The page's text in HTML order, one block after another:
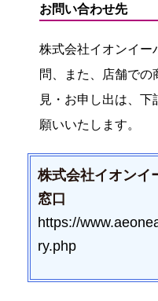
お問い合わせ先
株式会社イオンイー
問、また、店舗での
見・お申し出は、
願いいたします。
株式会社イオン
窓口
https://
ry.php